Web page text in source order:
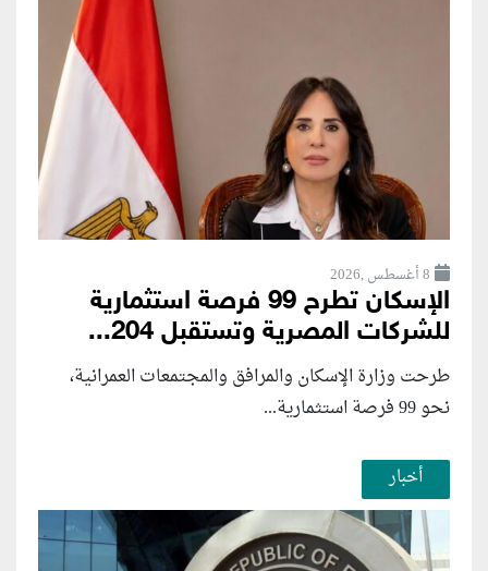
8 أغسطس ,2026
الإسكان تطرح 99 فرصة استثمارية
للشركات المصرية وتستقبل 204...
طرحت وزارة الإسكان والمرافق والمجتمعات العمرانية،
نحو 99 فرصة استثمارية...
أخبار